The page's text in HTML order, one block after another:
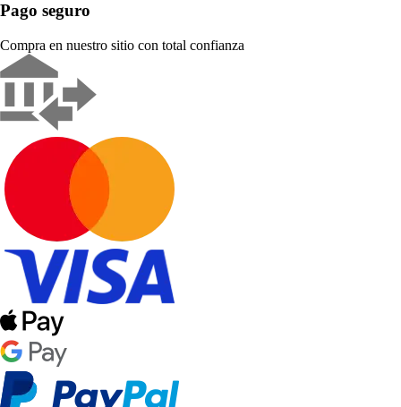
Pago seguro
Compra en nuestro sitio con total confianza